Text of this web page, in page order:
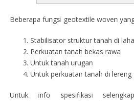
Beberapa fungsi geotextile woven
Stabilisator struktur tanah di
Perkuatan tanah bekas rawa
Untuk tanah urugan
Untuk perkuatan tanah di lereng
Untuk info spesifikasi